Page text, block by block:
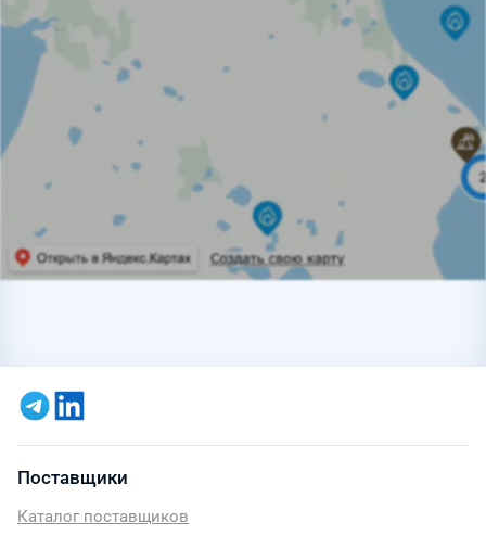
Поставщики
Каталог поставщиков